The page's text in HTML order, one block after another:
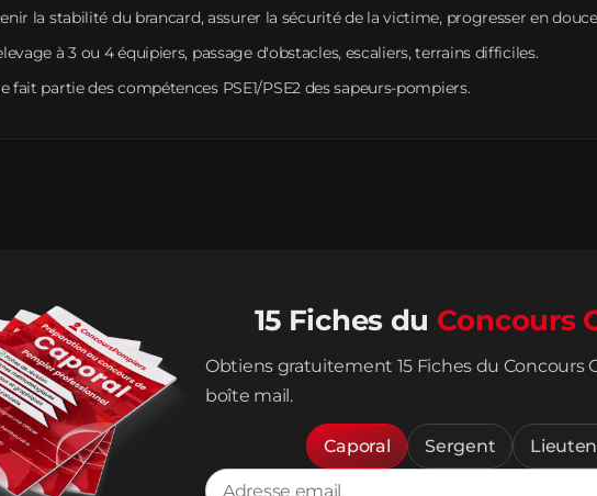
la stabilité du brancard, assurer la sécurité de la victime, progresser en
à 3 ou 4 équipiers, passage d'obstacles, escaliers, terrains difficiles.
fait partie des compétences PSE1/PSE2 des sapeurs-pompiers.
15 Fiches du Concours
Obtiens gratuitement 15 Fiches du Concours
boîte mail.
Caporal Sergent